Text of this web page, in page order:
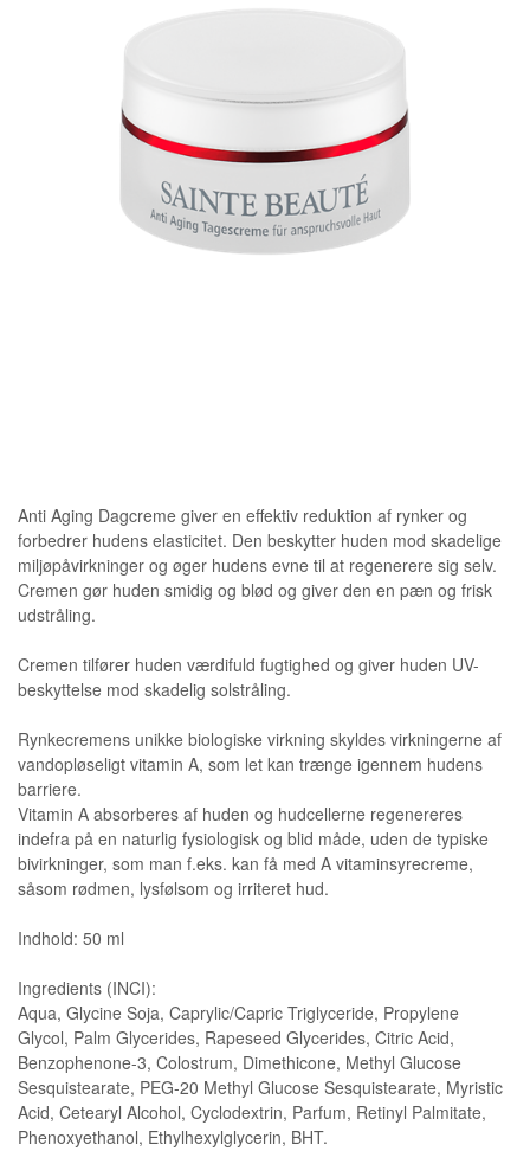
Anti Aging Dagcreme giver en effektiv reduktion af rynker og
forbedrer hudens elasticitet. Den beskytter huden mod skadelige
miljøpåvirkninger og øger hudens evne til at regenerere sig selv.
Cremen gør huden smidig og blød og giver den en pæn og frisk
udstråling.
Cremen tilfører huden værdifuld fugtighed og giver huden UV-
beskyttelse mod skadelig solstråling.
Rynkecremens unikke biologiske virkning skyldes virkningerne af
vandopløseligt vitamin A, som let kan trænge igennem hudens
barriere.
Vitamin A absorberes af huden og hudcellerne regenereres
indefra på en naturlig fysiologisk og blid måde, uden de typiske
bivirkninger, som man f.eks. kan få med A vitaminsyrecreme,
såsom rødmen, lysfølsom og irriteret hud.
Indhold: 50 ml
Ingredients (INCI):
Aqua, Glycine Soja, Caprylic/Capric Triglyceride, Propylene
Glycol, Palm Glycerides, Rapeseed Glycerides, Citric Acid,
Benzophenone-3, Colostrum, Dimethicone, Methyl Glucose
Sesquistearate, PEG-20 Methyl Glucose Sesquistearate, Myristic
Acid, Cetearyl Alcohol, Cyclodextrin, Parfum, Retinyl Palmitate,
Phenoxyethanol, Ethylhexylglycerin, BHT.